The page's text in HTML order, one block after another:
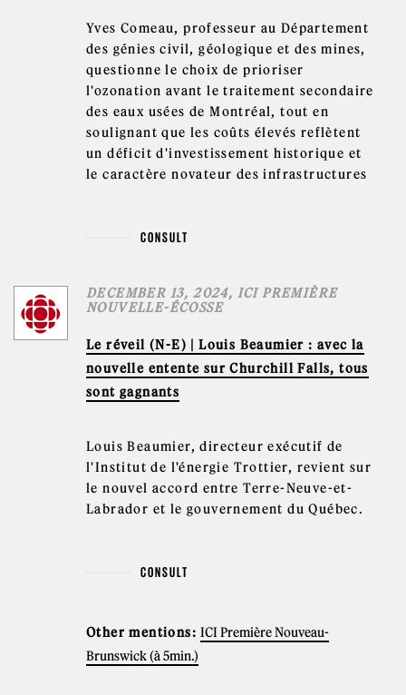
Yves Comeau, professeur au Département
des génies civil, géologique et des mines,
questionne le choix de prioriser
l'ozonation avant le traitement secondaire
des eaux usées de Montréal, tout en
soulignant que les coûts élevés reflètent
un déficit d'investissement historique et
le caractère novateur des infrastructures
CONSULT
DECEMBER 13, 2024, ICI PREMIÈRE
NOUVELLE-ÉCOSSE
Le réveil (N-E) | Louis Beaumier : avec la
nouvelle entente sur Churchill Falls, tous
sont gagnants
Louis Beaumier, directeur exécutif de
l'Institut de l'énergie Trottier, revient sur
le nouvel accord entre Terre-Neuve-et-
Labrador et le gouvernement du Québec.
CONSULT
Other mentions:ICI Première Nouveau-
Brunswick (à 5min.)